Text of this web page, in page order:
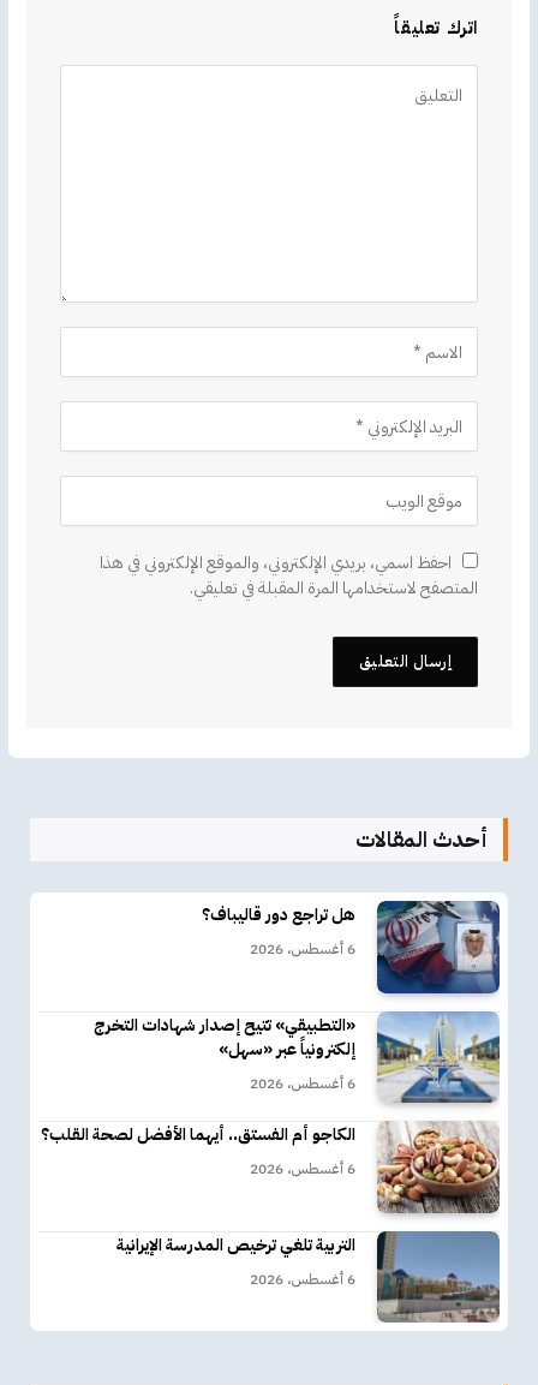
اترك تعليقاً
احفظ اسمي، بريدي الإلكتروني، والموقع الإلكتروني في هذا
المتصفح لاستخدامها المرة المقبلة في تعليقي.
أحدث المقالات
هل تراجع دور قاليباف؟
6 أغسطس، 2026
«التطبيقي» تتيح إصدار شهادات التخرج
إلكترونياً عبر «سهل»
6 أغسطس، 2026
الكاجو أم الفستق.. أيهما الأفضل لصحة القلب؟
6 أغسطس، 2026
التربية تلغي ترخيص المدرسة الإيرانية
6 أغسطس، 2026